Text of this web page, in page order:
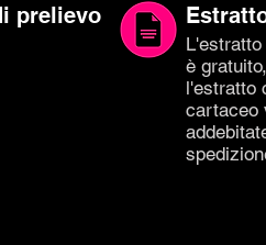
prelievo
è
l'estratto
cartaceo